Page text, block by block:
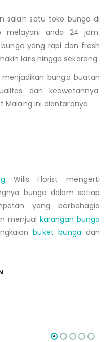
salah satu toko bunga di
melayani anda 24 jam.
yang rapi dan fresh
laris hingga sekarang.
bunga buatan
dan keawetannya.
Malang ini diantaranya :
Wilis Florist mengerti
bunga dalam setiap
yang berbahagia
menjual karangan bunga
buket bunga dan